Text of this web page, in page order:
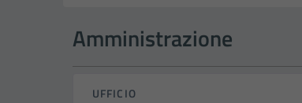
Amministrazione
UFFICIO